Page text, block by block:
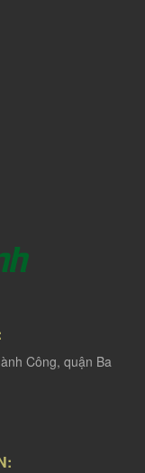
Công, quận Ba